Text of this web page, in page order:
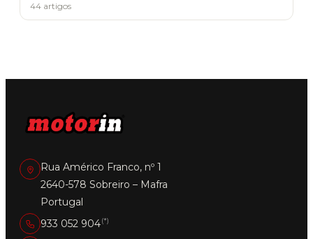
44 artigos
Rua Américo Franco, nº 1
2640-578 Sobreiro – Mafra
Portugal
933 052 904(*)